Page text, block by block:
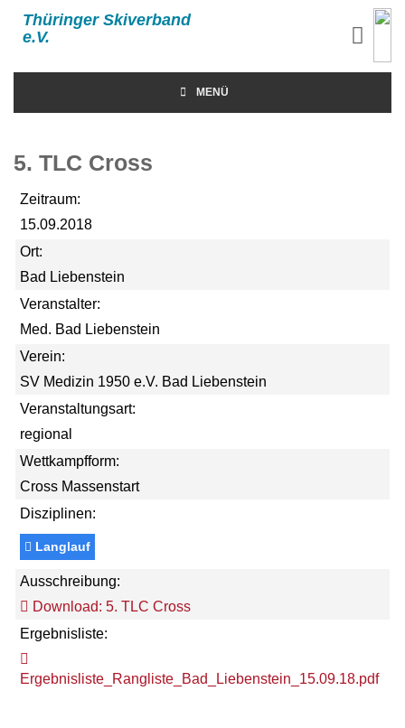
Thüringer Skiverband
e.V.
MENÜ
5. TLC Cross
Zeitraum:
15.09.2018
Ort:
Bad Liebenstein
Veranstalter:
Med. Bad Liebenstein
Verein:
SV Medizin 1950 e.V. Bad Liebenstein
Veranstaltungsart:
regional
Wettkampfform:
Cross Massenstart
Disziplinen:
Langlauf
Ausschreibung:
Download: 5. TLC Cross
Ergebnisliste:
Ergebnisliste_Rangliste_Bad_Liebenstein_15.09.18.pdf